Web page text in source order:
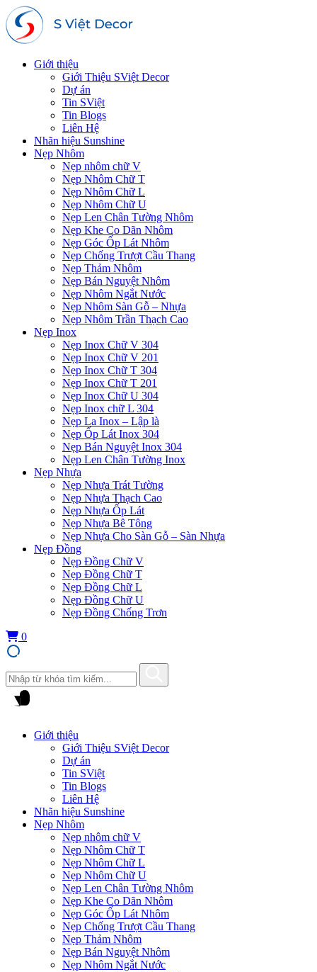
Giới thiệu
Giới Thiệu SViệt Decor
Dự án
Tin SViệt
Tin Blogs
Liên Hệ
Nhãn hiệu Sunshine
Nẹp Nhôm
Nẹp nhôm chữ V
Nẹp Nhôm Chữ T
Nẹp Nhôm Chữ L
Nẹp Nhôm Chữ U
Nẹp Len Chân Tường Nhôm
Nẹp Khe Co Dãn Nhôm
Nẹp Góc Ốp Lát Nhôm
Nẹp Chống Trượt Cầu Thang
Nẹp Thảm Nhôm
Nẹp Bán Nguyệt Nhôm
Nẹp Nhôm Ngắt Nước
Nẹp Nhôm Sàn Gỗ – Nhựa
Nẹp Nhôm Trần Thạch Cao
Nẹp Inox
Nẹp Inox Chữ V 304
Nẹp Inox Chữ V 201
Nẹp Inox Chữ T 304
Nẹp Inox Chữ T 201
Nẹp Inox Chữ U 304
Nẹp Inox chữ L 304
Nẹp La Inox – Lập là
Nẹp Ốp Lát Inox 304
Nẹp Bán Nguyệt Inox 304
Nẹp Len Chân Tường Inox
Nẹp Nhựa
Nẹp Nhựa Trát Tường
Nẹp Nhựa Thạch Cao
Nẹp Nhựa Ốp Lát
Nẹp Nhựa Bê Tông
Nẹp Nhựa Cho Sàn Gỗ – Sàn Nhựa
Nẹp Đồng
Nẹp Đồng Chữ V
Nẹp Đồng Chữ T
Nẹp Đồng Chữ L
Nẹp Đồng Chữ U
Nẹp Đồng Chống Trơn
0
Giới thiệu
Giới Thiệu SViệt Decor
Dự án
Tin SViệt
Tin Blogs
Liên Hệ
Nhãn hiệu Sunshine
Nẹp Nhôm
Nẹp nhôm chữ V
Nẹp Nhôm Chữ T
Nẹp Nhôm Chữ L
Nẹp Nhôm Chữ U
Nẹp Len Chân Tường Nhôm
Nẹp Khe Co Dãn Nhôm
Nẹp Góc Ốp Lát Nhôm
Nẹp Chống Trượt Cầu Thang
Nẹp Thảm Nhôm
Nẹp Bán Nguyệt Nhôm
Nẹp Nhôm Ngắt Nước